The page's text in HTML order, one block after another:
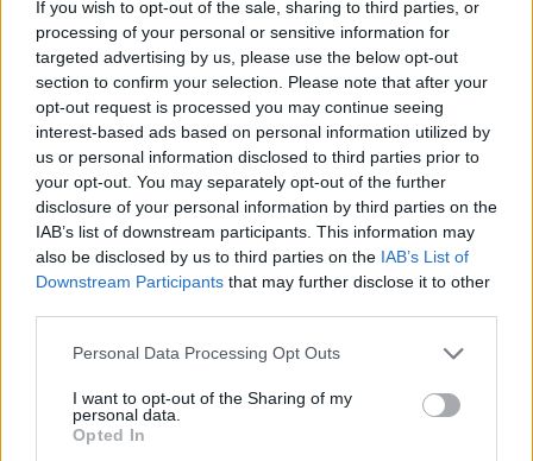
If you wish to opt-out of the sale, sharing to third parties, or
processing of your personal or sensitive information for
targeted advertising by us, please use the below opt-out
section to confirm your selection. Please note that after your
opt-out request is processed you may continue seeing
interest-based ads based on personal information utilized by
us or personal information disclosed to third parties prior to
your opt-out. You may separately opt-out of the further
disclosure of your personal information by third parties on the
IAB’s list of downstream participants. This information may
also be disclosed by us to third parties on the IAB’s List of
Downstream Participants that may further disclose it to other
Please note that this website/app uses one or more Google
not limited to your visit or usage behaviour. You may click to
grant or deny consent to Google and its third-party tags to
use your data for below specified purposes in below Google
Personal Data Processing Opt Outs
I want to opt-out of the Sharing of my
personal data.
Opted In
A kertészkedés, azon belül is a veteményes a
legtöbbünknek a bevásárlás kiegészítője, spórolási
lehetőség, esetleg szórakoztató elfoglaltság,
melynek haszna is van. Jó dolog ültetni, gazolni,
elégedetten szemlélni, ahogy növekednek a
palánták, aztán eljön a pillanat,…
Közösségi vásárlás
Megyeri Szabolcs•2012. július 16.
Vásárláskor sokan figyelmet fordítanak arra, hogy a
nagy hipermarketekben, élelmiszeráruházakban
sokan próbálnak egészséges, minél kevésbé
vegyszerezett, biotermékeket választani. Akiknek